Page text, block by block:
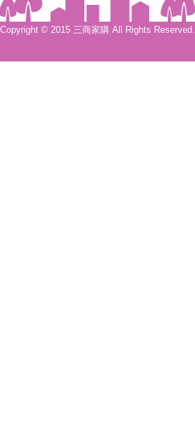
Copyright © 2015 三商家購 All Rights Reserved.